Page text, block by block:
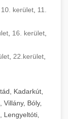
10. kerület, 11.
16. kerület
22.kerület
Kadarkút,
Villány, Bóly,
Lengyeltóti,